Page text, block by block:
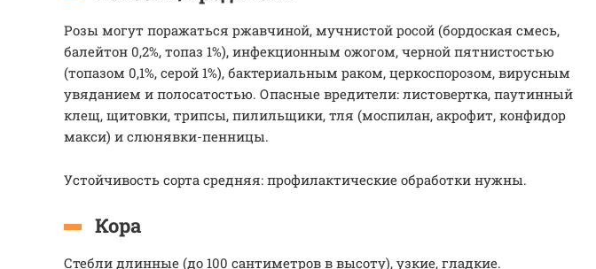
Розы могут поражаться ржавчиной, мучнистой росой (бордоская смесь,
балейтон 0,2%, топаз 1%), инфекционным ожогом, черной пятнистостью
(топазом 0,1%, серой 1%), бактериальным раком, церкоспорозом, вирусным
увяданием и полосатостью. Опасные вредители: листовертка, паутинный
клещ, щитовки, трипсы, пилильщики, тля (моспилан, акрофит, конфидор
макси) и слюнявки-пенницы.
Устойчивость сорта средняя: профилактические обработки нужны.
Кора
Стебли длинные (до 100 сантиметров в высоту), узкие, гладкие.